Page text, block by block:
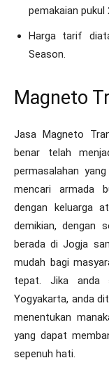
pemakaian pukul
Harga tarif
Season.
Magneto
Jasa Magneto
benar telah
permasalahan
mencari armada
dengan keluarga
demikian, dengan
berada di Jogja
mudah bagi
tepat. Jika anda
Yogyakarta, anda
menentukan
yang dapat
sepenuh hati.